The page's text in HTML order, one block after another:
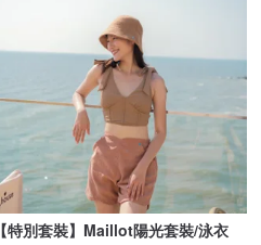
【特別套裝】Maillot陽光套裝/泳衣